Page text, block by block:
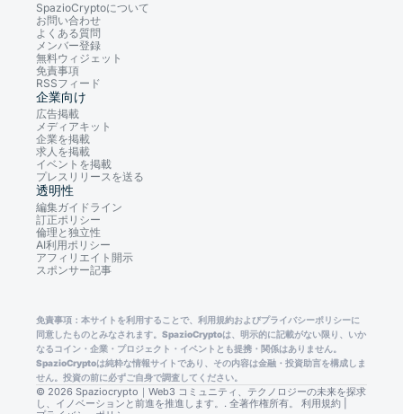
SpazioCryptoについて
お問い合わせ
よくある質問
メンバー登録
無料ウィジェット
免責事項
RSSフィード
企業向け
広告掲載
メディアキット
企業を掲載
求人を掲載
イベントを掲載
プレスリリースを送る
透明性
編集ガイドライン
訂正ポリシー
倫理と独立性
AI利用ポリシー
アフィリエイト開示
スポンサー記事
免責事項：本サイトを利用することで、利用規約およびプライバシーポリシーに
同意したものとみなされます。SpazioCryptoは、明示的に記載がない限り、いか
なるコイン・企業・プロジェクト・イベントとも提携・関係はありません。
SpazioCryptoは純粋な情報サイトであり、その内容は金融・投資助言を構成しま
せん。投資の前に必ずご自身で調査してください。
© 2026 Spaziocrypto｜Web3 コミュニティ、テクノロジーの未来を探求
し、イノベーションと前進を推進します。. 全著作権所有。 利用規約